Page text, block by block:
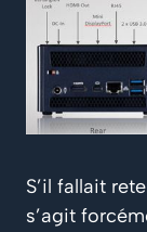
S’il fallait
s’agit